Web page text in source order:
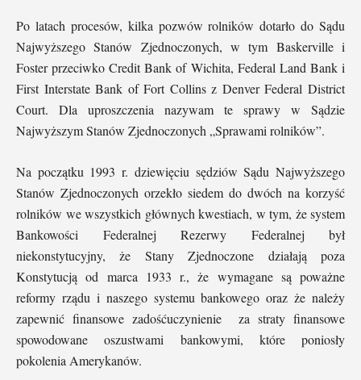
Po latach procesów, kilka pozwów rolników dotarło do Sądu
Najwyższego Stanów Zjednoczonych, w tym Baskerville i
Foster przeciwko Credit Bank of Wichita, Federal Land Bank i
First Interstate Bank of Fort Collins z Denver Federal District
Court. Dla uproszczenia nazywam te sprawy w Sądzie
Najwyższym Stanów Zjednoczonych „Sprawami rolników”.
Na początku 1993 r. dziewięciu sędziów Sądu Najwyższego
Stanów Zjednoczonych orzekło siedem do dwóch na korzyść
rolników we wszystkich głównych kwestiach, w tym, że system
Bankowości Federalnej Rezerwy Federalnej był
niekonstytucyjny, że Stany Zjednoczone działają poza
Konstytucją od marca 1933 r., że wymagane są poważne
reformy rządu i naszego systemu bankowego oraz że należy
zapewnić finansowe zadośćuczynienie za straty finansowe
spowodowane oszustwami bankowymi, które poniosły
pokolenia Amerykanów.